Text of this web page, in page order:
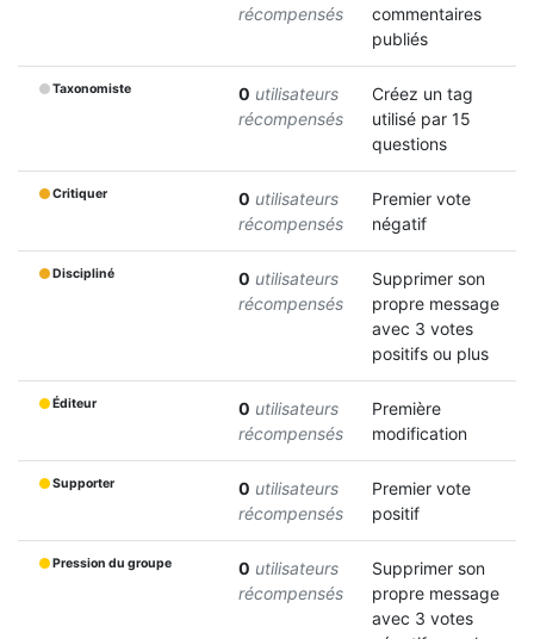
récompensés
commentaires
publiés
Taxonomiste 0 utilisateurs
récompensés
Créez un tag
utilisé par 15
questions
Critiquer 0 utilisateurs
récompensés
Premier vote
négatif
Discipliné 0 utilisateurs
récompensés
Supprimer son
propre message
avec 3 votes
positifs ou plus
Éditeur 0 utilisateurs
récompensés
Première
modification
Supporter 0 utilisateurs
récompensés
Premier vote
positif
Pression du groupe 0 utilisateurs
récompensés
Supprimer son
propre message
avec 3 votes